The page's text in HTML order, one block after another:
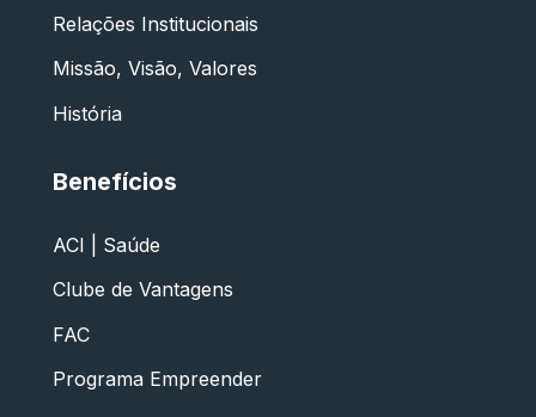
Relações Institucionais
Missão, Visão, Valores
História
Benefícios
ACI | Saúde
Clube de Vantagens
FAC
Programa Empreender